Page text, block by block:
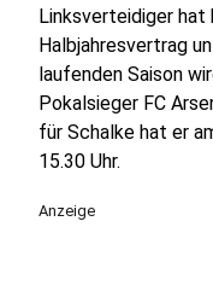
Linksverteidiger hat
Halbjahresvertrag
laufenden Saison
Pokalsieger FC
für Schalke hat er
15.30 Uhr.
Anzeige